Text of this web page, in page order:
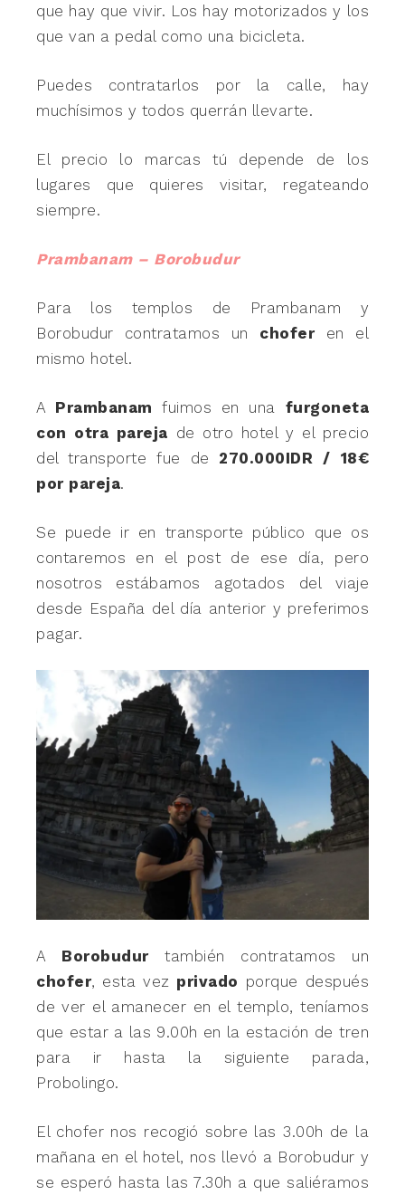
que hay que vivir. Los hay motorizados y los
que van a pedal como una bicicleta.
Puedes contratarlos por la calle, hay
muchísimos y todos querrán llevarte.
El precio lo marcas tú depende de los
lugares que quieres visitar, regateando
siempre.
Prambanam – Borobudur
Para los templos de Prambanam y
Borobudur contratamos un choferen el
mismo hotel.
A Prambanam fuimos en una furgoneta
con otra pareja de otro hotel y el precio
del transporte fue de 270.000IDR / 18€
por pareja.
Se puede ir en transporte público que os
contaremos en el post de ese día, pero
nosotros estábamos agotados del viaje
desde España del día anterior y preferimos
pagar.
A Borobudurtambién contratamos un
chofer, esta vez privado porque después
de ver el amanecer en el templo, teníamos
que estar a las 9.00h en la estación de tren
para ir hasta la siguiente parada,
Probolingo.
El chofer nos recogió sobre las 3.00h de la
mañana en el hotel, nos llevó a Borobudur y
se esperó hasta las 7.30h a que saliéramos